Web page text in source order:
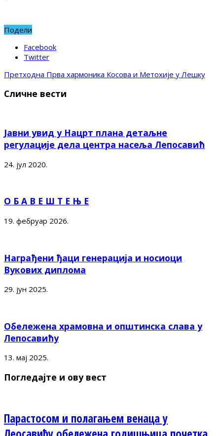
Подели
Facebook
Twitter
Претходна Прва хармоника Косова и Метохије у Лешку
Сличне вести
Јавни увид у Нацрт плана детаљне
регулације дела центра насеља Лепосавић
24. јул 2020.
О Б А В Е Ш Т Е Њ Е
19. фебруар 2026.
Награђени ђаци генерација и носиоци
Вукових диплома
29. јун 2025.
Обележена храмовна и општинска слава у
Лепосавићу
13. мај 2025.
Погледајте и ову вест
Парастосом и полагањем венаца у